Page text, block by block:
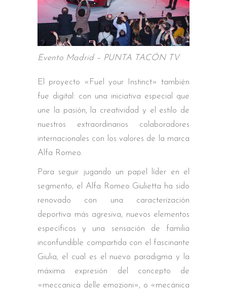
Evento Madrid – PUNTA TACÓN TV
El proyecto «Fuel your Instinct» también
fue digital: con una iniciativa especial que
une la pasión, la creatividad y el estilo de
nuestros extraordinarios colaboradores
internacionales con los valores de la marca
Alfa Romeo.
Para seguir jugando un papel líder en el
segmento, el Alfa Romeo Giulietta ha sido
renovado con una caracterización
deportiva más agresiva, nuevos elementos
específicos y una sensación de familia
inconfundible compartida con el fascinante
Giulia, el cual es el nuevo paradigma y la
máxima expresión del concepto de
«meccanica delle emozioni», o «mecánica